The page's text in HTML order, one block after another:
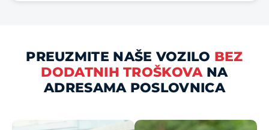
PREUZMITE NAŠE VOZILO BEZ
DODATNIH TROŠKOVANA
ADRESAMA POSLOVNICA